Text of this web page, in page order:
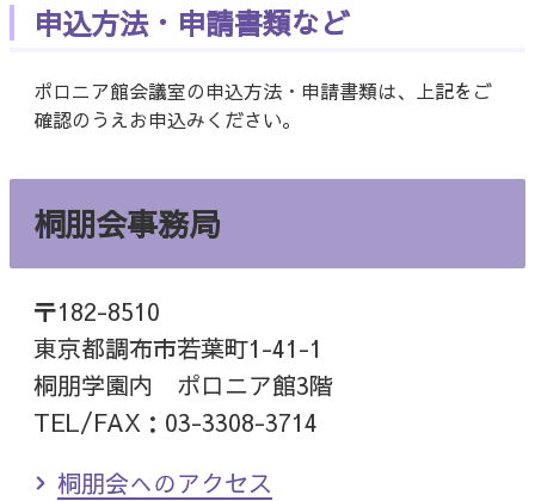
桐朋会事務局
〒182-8510
東京都調布市若葉町1-41-1
桐朋学園内 ポロニア館3階
TEL/FAX：03-3308-3714
桐朋会へのアクセス
申込方法・申請書類など
ポロニア館会議室の申込方法・申請書類は、上記をご
確認のうえお申込みください。